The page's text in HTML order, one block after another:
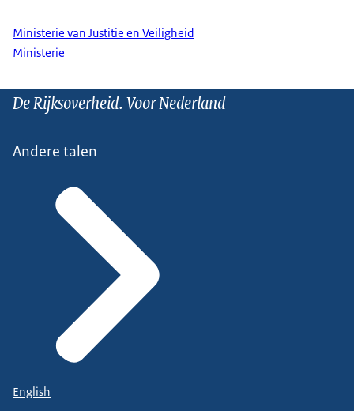
Ministerie van Justitie en Veiligheid
Ministerie
De Rijksoverheid. Voor Nederland
Andere talen
English